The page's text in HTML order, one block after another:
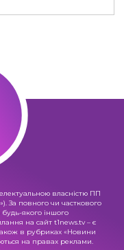
власністю ПП
За повного чи часткового
якого іншого
на сайт t1news.tv – є
в рубриках «Новини
на правах реклами.